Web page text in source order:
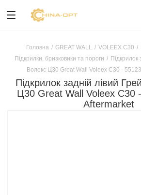
Головна / GREAT WALL / VOLEEX C30 /
Підкрилки, бризковики та пороги / Підкрилок
Волекс Ц30 Great Wall Voleex C30 -
Підкрилок задній лівий
Ц30 Great Wall Voleex C30
Aftermarket